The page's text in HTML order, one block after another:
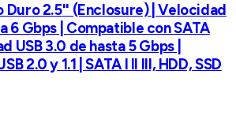
Duro 2.5'' (Enclosure) | Velocidad
6 Gbps | Compatible con SATA
USB 3.0 de hasta 5 Gbps |
2.0 y 1.1 | SATA I II III, HDD, SSD